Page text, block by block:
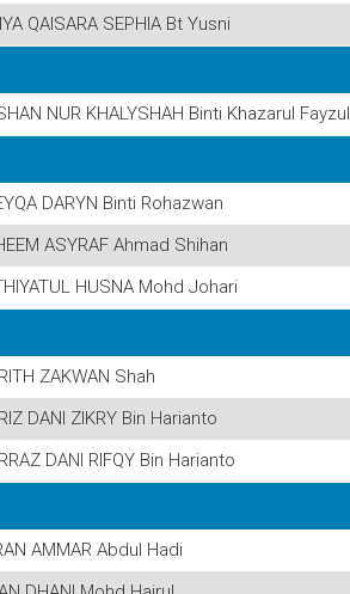
QAISARA SEPHIA Bt Yusni
NUR KHALYSHAH Binti Khazarul Fayzul
DARYN Binti Rohazwan
ASYRAF Ahmad Shihan
HUSNA Mohd Johari
ZAKWAN Shah
DANI ZIKRY Bin Harianto
DANI RIFQY Bin Harianto
AMMAR Abdul Hadi